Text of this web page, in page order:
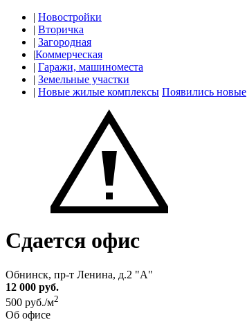
| Новостройки
| Вторичка
| Загородная
|Коммерческая
| Гаражи, машиноместа
| Земельные участки
| Новые жилые комплексы Появились новые
Сдается офис
Обнинск, пр-т Ленина, д.2 "А"
12 000 руб.
500 руб./м2
Об офисе